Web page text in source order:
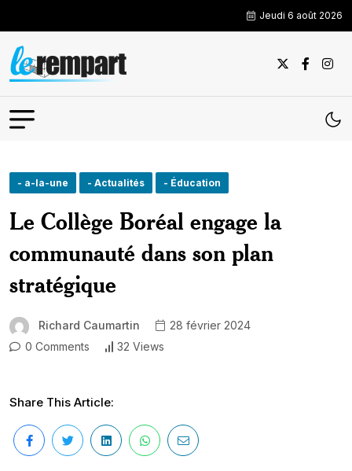
Jeudi 6 août 2026
- a-la-une - Actualités - Éducation
Le Collège Boréal engage la
communauté dans son plan
stratégique
Richard Caumartin
28 février 2024
0 Comments
32 Views
Share This Article: